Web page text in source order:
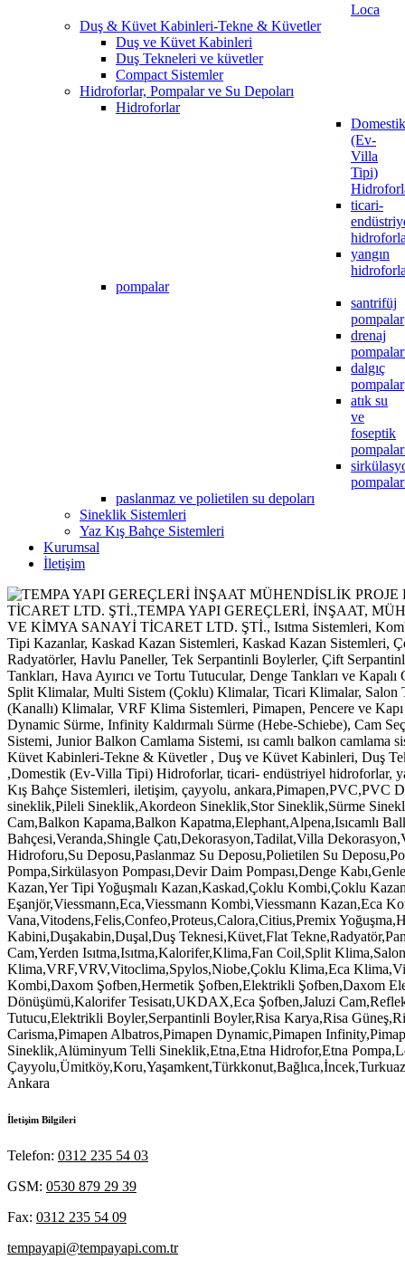
Loca
Duş & Küvet Kabinleri-Tekne & Küvetler
Duş ve Küvet Kabinleri
Duş Tekneleri ve küvetler
Compact Sistemler
Hidroforlar, Pompalar ve Su Depoları
Hidroforlar
Domestik
(Ev-
Villa
Tipi)
ticari-
yangın
pompalar
santrifüj
pompalar
drenaj
dalgıç
pompalar
atık su
ve
foseptik
paslanmaz ve polietilen su depoları
Sineklik Sistemleri
Yaz Kış Bahçe Sistemleri
Kurumsal
İletişim
İletişim Bilgileri
Telefon: 0312 235 54 03
GSM: 0530 879 29 39
Fax: 0312 235 54 09
tempayapi@tempayapi.com.tr